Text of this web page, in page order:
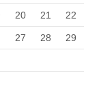
20 21 22
27 28 29